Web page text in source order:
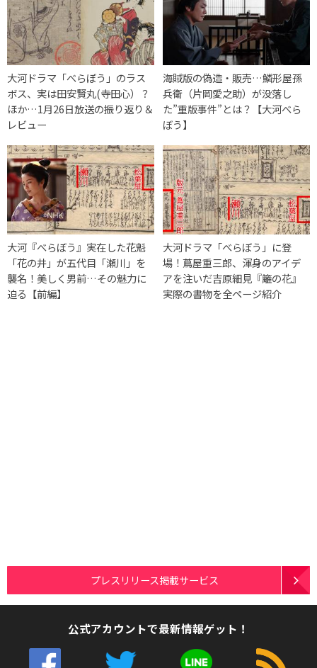
大河ドラマ「べらぼう」のラス
ボス、実は田安賢丸(寺田心）？
ほか…1月26日放送の振り返り＆
レビュー
海賊版の偽造・販売…鱗形屋孫
兵衛（片岡愛之助）が没落し
た”重版事件”とは？【大河べら
ぼう】
大河『べらぼう』実在した花魁
「花の井」が五代目「瀬川」を
襲名！美しく男前…その魅力に
迫る【前編】
大河ドラマ「べらぼう」に登
場！蔦屋重三郎、渾身のアイデ
アを注いだ吉原細見『籬の花』
実際の書物を全ページ紹介
プレスリリース掲載サービス
公式アカウントで最新情報ゲット！